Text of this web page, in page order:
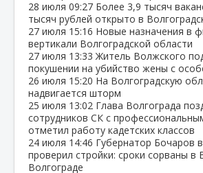
28 июля 09:27 Более 3,9 тысяч
тысяч рублей открыто в
27 июля 15:16 Новые назначения в
вертикали Волгоградской области
27 июля 13:33 Житель Волжского
покушении на убийство жены с
26 июля 15:20 На Волгоградскую
надвигается шторм
25 июля 13:02 Глава Волгограда
сотрудников СК с
отметил работу кадетских классов
24 июля 14:46 Губернатор Бочаров
проверил стройки: сроки сорваны в
Волгограде